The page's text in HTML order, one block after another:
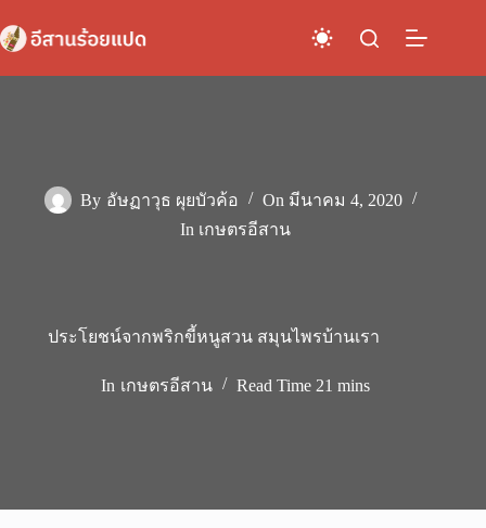
to
content
By อัษฏาวุธ ผุยบัวค้อ On มีนาคม 4, 2020
In เกษตรอีสาน
ประโยชน์จากพริกขี้หนูสวน สมุนไพรบ้านเรา
In เกษตรอีสาน Read Time 21 mins